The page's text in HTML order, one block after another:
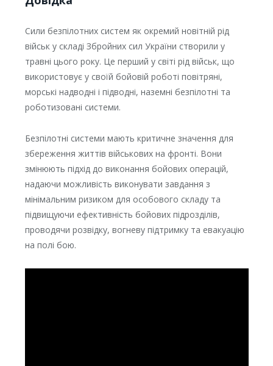
Сили безпілотних систем як окремий новітній рід
військ у складі Збройних сил України створили у
травні цього року. Це перший у світі рід військ, що
використовує у своїй бойовій роботі повітряні,
морські надводні і підводні, наземні безпілотні та
роботизовані системи.
Безпілотні системи мають критичне значення для
збереження життів військових на фронті. Вони
змінюють підхід до виконання бойових операцій,
надаючи можливість виконувати завдання з
мінімальним ризиком для особового складу та
підвищуючи ефективність бойових підрозділів,
проводячи розвідку, вогневу підтримку та евакуацію
на полі бою.